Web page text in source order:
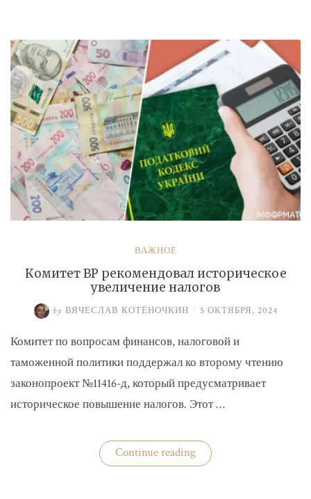
ВАЖНОЕ
Комитет ВР рекомендовал историческое
увеличение налогов
by ВЯЧЕСЛАВ КОТЁНОЧКИН / 5 ОКТЯБРЯ, 2024
Комитет по вопросам финансов, налоговой и
таможенной политики поддержал ко второму чтению
законопроект №11416-д, который предусматривает
историческое повышение налогов. Этот …
Continue reading«Комитет
ВР